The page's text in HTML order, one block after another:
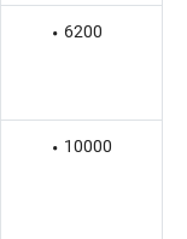
6200
10000